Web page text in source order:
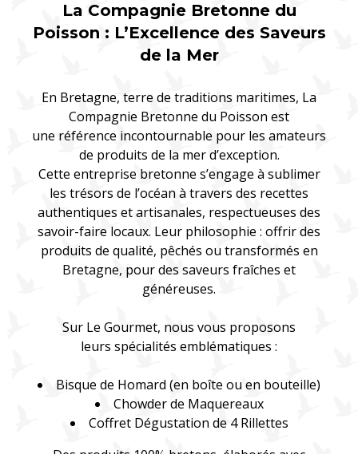
La Compagnie Bretonne du
Poisson : L’Excellence des Saveurs
de la Mer
En Bretagne, terre de traditions maritimes, La
Compagnie Bretonne du Poisson est
une référence incontournable pour les amateurs
de produits de la mer d’exception.
Cette entreprise bretonne s’engage à sublimer
les trésors de l’océan à travers des recettes
authentiques et artisanales, respectueuses des
savoir-faire locaux. Leur philosophie : offrir des
produits de qualité, pêchés ou transformés en
Bretagne, pour des saveurs fraîches et
généreuses.
Sur Le Gourmet, nous vous proposons
leurs spécialités emblématiques :
Bisque de Homard (en boîte ou en bouteille)
Chowder de Maquereaux
Coffret Dégustation de 4 Rillettes